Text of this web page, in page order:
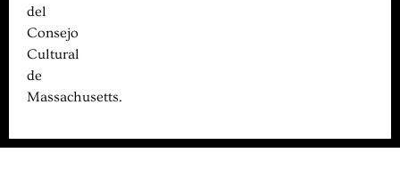
del
Consejo
Cultural
de
Massachusetts.